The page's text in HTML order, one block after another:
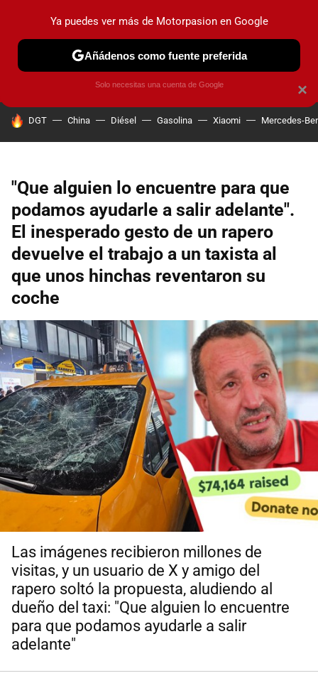
PRUEBAS COCHES ELÉCTRICOS OBSERVATORIO
HOY SE HABLA DE
DGT China Diésel Gasolina Xiaomi Mercedes-
"Que alguien lo encuentre para que
podamos ayudarle a salir adelante".
El inesperado gesto de un rapero
devuelve el trabajo a un taxista al
que unos hinchas reventaron su
coche
Las imágenes recibieron millones de
visitas, y un usuario de X y amigo del
rapero soltó la propuesta, aludiendo al
dueño del taxi: "Que alguien lo encuentre
para que podamos ayudarle a salir
adelante"
×
Ya puedes ver más de Motorpasion en Google
Añádenos como fuente preferida
Solo necesitas una cuenta de Google